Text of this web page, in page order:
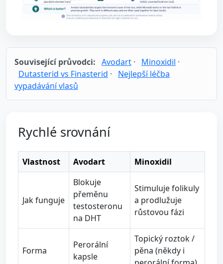
Související průvodci: Avodart · Minoxidil ·
Dutasterid vs Finasterid ·
Nejlepší léčba
vypadávání vlasů
Rychlé srovnání
Vlastnost Avodart Minoxidil
Jak funguje
Blokuje
přeměnu
testosteronu
na DHT
Stimuluje folikuly
a prodlužuje
růstovou fázi
Forma
Perorální
kapsle
Topický roztok /
pěna (někdy i